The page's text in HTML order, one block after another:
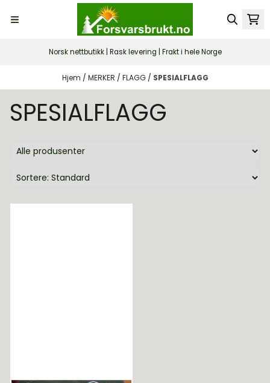
Norsk nettbutikk | Rask levering | Frakt i hele Norge
Hjem / MERKER / FLAGG / SPESIALFLAGG
SPESIALFLAGG